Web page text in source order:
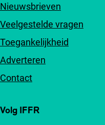
Nieuwsbrieven
Veelgestelde vragen
Toegankelijkheid
Adverteren
Contact
Volg IFFR